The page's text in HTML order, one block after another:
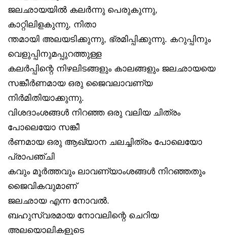
ജലഛായയിൽ കലർന്നു പെരുകുന്നു,
കാറ്റിലിളകുന്നു, നിതാ
ന്തമായി അലയടിക്കുന്നു, ഭ്രമിപ്പിക്കുന്നു. കറുപ്പിനും
വെളുപ്പിനുമപ്പുറത്തുള്ള
കലർപ്പിന്റെ നിഴലിടങ്ങളും കാലങ്ങളും ജലഛായയെ
സങ്കീർണമായ ഒരു ജൈവലാവണ്യ
നിർമിതിയാക്കുന്നു.
വിശദാംശങ്ങൾ നിറഞ്ഞ ഒരു വലിയ ചിത്രം
പോലെയോ സങ്കീ
ർണമായ ഒരു ആഖ്യാന ചലച്ചിത്രം പോലെയോ
പ്രാപഞ്ചി
കവും മൂർത്തവും ലാവണ്യാംശങ്ങൾ നിറഞ്ഞതും
ജൈവികവുമാണ്
ജലഛായ എന്ന നോവൽ.
ബഹുസ്വരമായ നോവലിന്റെ ചെറിയ
അലയൊലികളുടെ